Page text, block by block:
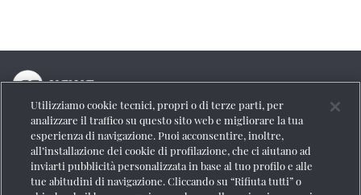
La testata online del Gruppo FS Italiane
Social
Utilizziamo cookie tecnici, propri o di terze parti, per
analizzare il traffico su questo sito web e migliorare la tua
esperienza di navigazione. Puoi acconsentire, inoltre,
all’installazione dei cookie di profilazione, che ci aiutano ad
inviarti pubblicità personalizzata in base al tuo profilo e alle
tue abitudini di navigazione. Cliccando su “Rifiuta tutti” o